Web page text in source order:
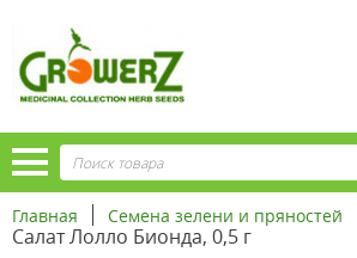
Главная Семена зелени и пряностей
Салат Лолло Бионда, 0,5 г